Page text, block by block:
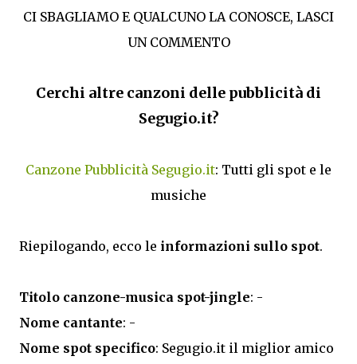
CI SBAGLIAMO E QUALCUNO LA CONOSCE, LASCI
UN COMMENTO
Cerchi altre canzoni delle pubblicità di
Segugio.it?
Canzone Pubblicità Segugio.it: Tutti gli spot e le
musiche
Riepilogando, ecco le informazioni sullo spot.
Titolo canzone-musica spot-jingle: -
Nome cantante: -
Nome spot specifico: Segugio.it il miglior amico